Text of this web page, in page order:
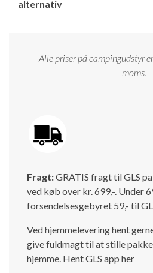
Isabella Fortelte
Isabella weekend- og
Isabella
Camping erhverv
Byvand - rindende
GPS tracker til
Handelsbetingelser -
Persondata
GPDR - KG Camping
alternativ
Alle priser på campingudstyr
moms.
Fragt:GRATIS fragt til GLS
ved køb over kr. 699,-. Under
forsendelsesgebyret 59,- til
Ved hjemmelevering hent
give fuldmagt til at stille
hjemme. Hent GLS app her